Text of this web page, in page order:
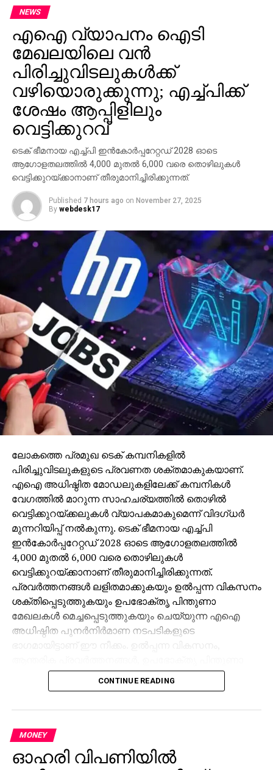
NEWS
എഐ വ്യാപനം ഐടി
മേഖലയിലെ വന്‍
പിരിച്ചുവിടലുകള്‍ക്ക്
വഴിയൊരുക്കുന്നു; എച്ച്പിക്ക്
ശേഷം ആപ്പിളിലും
വെട്ടിക്കുറവ്
ടെക് ഭീമനായ എച്ച്പി ഇന്‍കോര്‍പ്പറേറ്റഡ് 2028 ഓടെ
ആഗോളതലത്തില്‍ 4,000 മുതല്‍ 6,000 വരെ തൊഴിലുകള്‍
വെട്ടിക്കുറയ്ക്കാനാണ് തീരുമാനിച്ചിരിക്കുന്നത്.
Published 7 hours ago on November 27, 2025
By webdesk17
ലോകത്തെ പ്രമുഖ ടെക് കമ്പനികളില്‍
പിരിച്ചുവിടലുകളുടെ പ്രവണത ശക്തമാകുകയാണ്.
എഐ അധിഷ്ഠിത മോഡലുകളിലേക്ക് കമ്പനികള്‍
വേഗത്തില്‍ മാറുന്ന സാഹചര്യത്തില്‍ തൊഴില്‍
വെട്ടിക്കുറയ്ക്കലുകള്‍ വ്യാപകമാകുമെന്ന് വിദഗ്ധര്‍
മുന്നറിയിപ്പ് നല്‍കുന്നു. ടെക് ഭീമനായ എച്ച്പി
ഇന്‍കോര്‍പ്പറേറ്റഡ് 2028 ഓടെ ആഗോളതലത്തില്‍
4,000 മുതല്‍ 6,000 വരെ തൊഴിലുകള്‍
വെട്ടിക്കുറയ്ക്കാനാണ് തീരുമാനിച്ചിരിക്കുന്നത്.
പ്രവര്‍ത്തനങ്ങള്‍ ലളിതമാക്കുകയും ഉല്‍പ്പന്ന വികസനം
ശക്തിപ്പെടുത്തുകയും ഉപഭോക്തൃ പിന്തുണാ
മേഖലകള്‍ മെച്ചപ്പെടുത്തുകയും ചെയ്യുന്ന എഐ
അധിഷ്ഠിത പുനര്‍നിര്‍മാണ നടപടികളുടെ
വിഭാഗങ്ങള്‍ എന്നിവ നേരിട്ടു ബാധിക്കുമെന്ന് സിഇഒ
എന്റിക് ലോറസ് വ്യക്തമാക്കി. മൂന്ന് വര്‍ഷത്തിനുള്ളില്‍
പ്രഖ്യാപിച്ച പുനഃസംഘടനയുടെ ഭാഗമായി ഈ
വര്‍ഷം ആദ്യം 2,000ലധികം ജീവനക്കാരെ കമ്പനി
പിരിച്ചുവിട്ടിരുന്നു. അതേ സമയം, ആപ്പിള്‍
CONTINUE READING
MONEY
ഓഹരി വിപണിയില്‍